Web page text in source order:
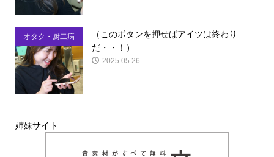
オタク・厨二病
（このボタンを押せばアイツは終わり
だ・・！）
2025.05.26
姉妹サイト